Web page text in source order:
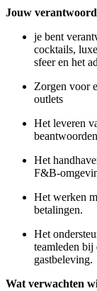
Jouw
je bent
cocktails,
sfeer en het
Zorgen voor
outlets
Het leveren
Het
F&B-
Het werken
betalingen.
Het
teamleden bij
gastbeleving.
Wat verwachten